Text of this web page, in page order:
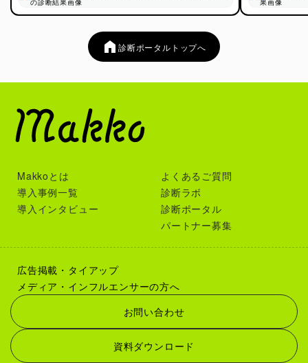
診断ポータルトップへ
Makkoとは
導入事例一覧
導入インタビュー
よくあるご質問
診断ラボ
診断ポータル
パートナー募集
広告掲載・タイアップ
メディア・インフルエンサーの方へ
お問い合わせ
資料ダウンロード